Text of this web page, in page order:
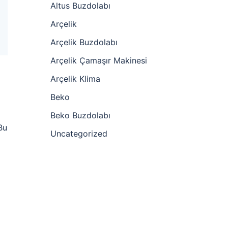
Altus Buzdolabı
Arçelik
Arçelik Buzdolabı
Arçelik Çamaşır Makinesi
Arçelik Klima
Beko
Beko Buzdolabı
Uncategorized